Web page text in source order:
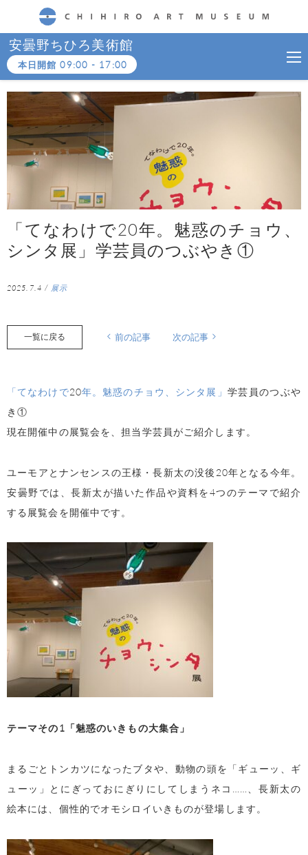
CHIHIRO ART MUSEUM
安曇野ちひろ美術館
本日開館09:00 - 17:00
「てなわけで20年。魅惑のチョウ、
シンタ展」学芸員のつぶやき①
2025.7.4 / 展示
一覧に戻る 前の記事 次の記事
「てなわけで20年。魅惑のチョウ、シンタ展」 学芸員のつぶや
き①
現在開催中の展覧会を、担当学芸員がご紹介します。
ユーモアとナンセンスの王様・長新太の没後 20年となる今年。
安曇野では、長新太が描いた作品や資料を4つのテーマで紹介
する展覧会を開催中です。
テーマその1 「魅惑のいきもの大集合」
まるごとトンカツになったブタや、動物の頭を「ギューッ、ギ
ューッ」とにぎっておにぎりにしてしまうネコ……、長新太の
絵本には、個性的でオモシロイいきものが登場します。